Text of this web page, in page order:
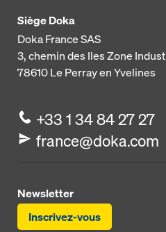
Siège Doka
Doka France SAS
3, chemin des IlesZone
78610Le Perray en Yvelines
+33 1 34 84 27 27
france@doka.com
Newsletter
Inscrivez-vous